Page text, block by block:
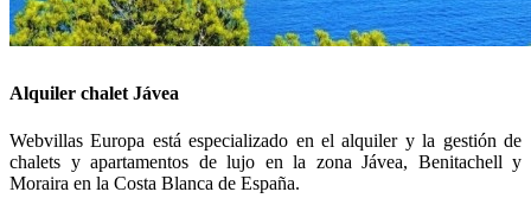
Alquiler chalet Jávea
Webvillas Europa está especializado en el alquiler y la gestión de
chalets y apartamentos de lujo en la zona Jávea, Benitachell y
Moraira en la Costa Blanca de España.